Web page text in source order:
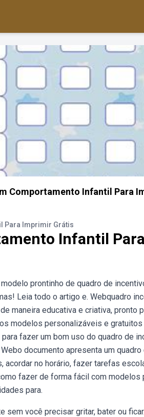
Comportamento Infantil Para
Para Imprimir Grátis
Infantil
prontinho de quadro de
Leia todo o artigo e. Webquadro
maneira educativa e criativa, pronto
modelos personalizáveis e
fazer um bom uso do quadro de
documento apresenta um
no horário, fazer tarefas
fazer de forma fácil com
para.
sem você precisar gritar, bater ou